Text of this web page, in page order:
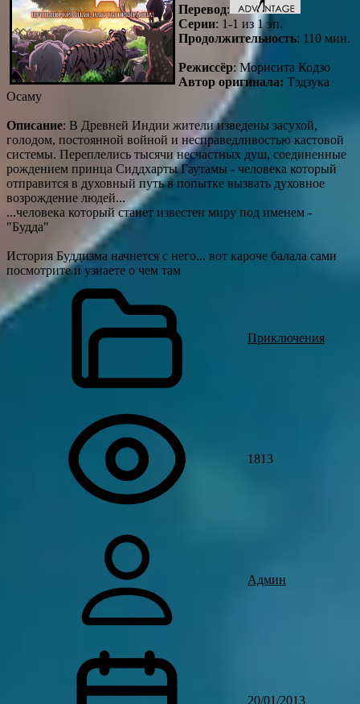
Перевод:
Серии: 1-1 из 1 эп.
Продолжительность: 110 мин.
Режиссёр: Морисита Кодзо
Автор оригинала: Тэдзука
Осаму
Описание: В Древней Индии жители изведены засухой,
голодом, постоянной войной и несправедливостью кастовой
системы. Переплелись тысячи несчастных душ, соединенные
рождением принца Сиддхарты Гаутамы - человека который
отправится в духовный путь в попытке вызвать духовное
возрождение людей...
...человека который станет известен миру под именем -
"Будда"
История Буддизма начнется с него... вот кароче балала сами
посмотрите и узнаете о чем там
Приключения
1813
Админ
20/01/2013